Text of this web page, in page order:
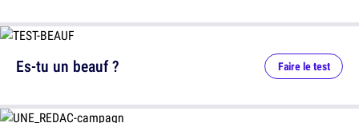
Es-tu un beauf ? Faire le test